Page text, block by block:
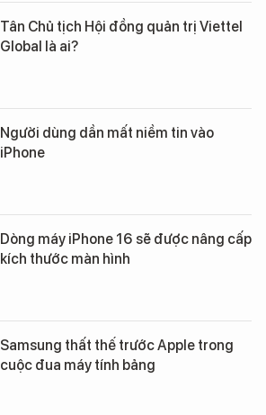
Tân Chủ tịch Hội đồng quản trị Viettel
Global là ai?
Người dùng dần mất niềm tin vào
iPhone
Dòng máy iPhone 16 sẽ được nâng cấp
kích thước màn hình
Samsung thất thế trước Apple trong
cuộc đua máy tính bảng